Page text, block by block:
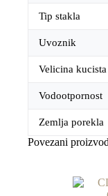
Tip stakla
Uvoznik
Velicina
Vodootpornost
Zemlja porekla
Povezani